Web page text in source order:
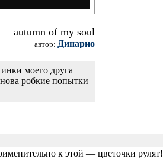
autumn of my soul
автор: Динарио
моего друга
робкие попытки
к этой — цветочки рулят!